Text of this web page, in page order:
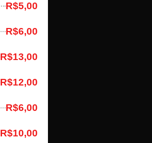
R$5,00
R$6,00
R$13,00
R$12,00
R$6,00
R$10,00